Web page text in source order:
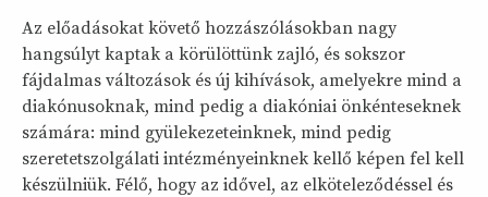
Az előadásokat követő hozzászólásokban nagy
hangsúlyt kaptak a körülöttünk zajló, és sokszor
fájdalmas változások és új kihívások, amelyekre mind a
diakónusoknak, mind pedig a diakóniai önkénteseknek
számára: mind gyülekezeteinknek, mind pedig
szeretetszolgálati intézményeinknek kellő képen fel kell
készülniük. Félő, hogy az idővel, az elköteleződéssel és